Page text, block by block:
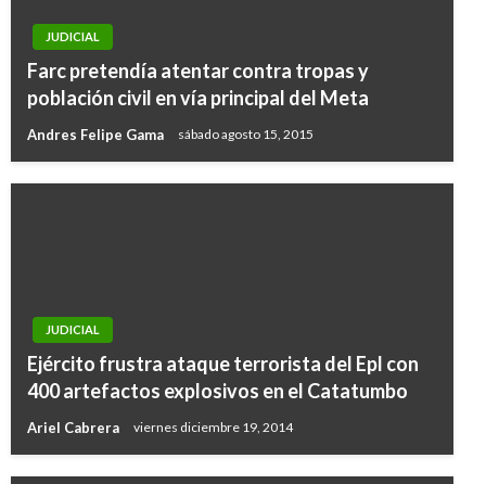
JUDICIAL
Farc pretendía atentar contra tropas y
población civil en vía principal del Meta
Andres Felipe Gama sábado agosto 15, 2015
JUDICIAL
Ejército frustra ataque terrorista del Epl con
400 artefactos explosivos en el Catatumbo
Ariel Cabrera viernes diciembre 19, 2014